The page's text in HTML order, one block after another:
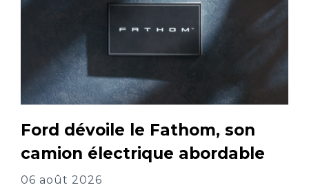
Ford dévoile le Fathom, son
camion électrique abordable
06 août 2026